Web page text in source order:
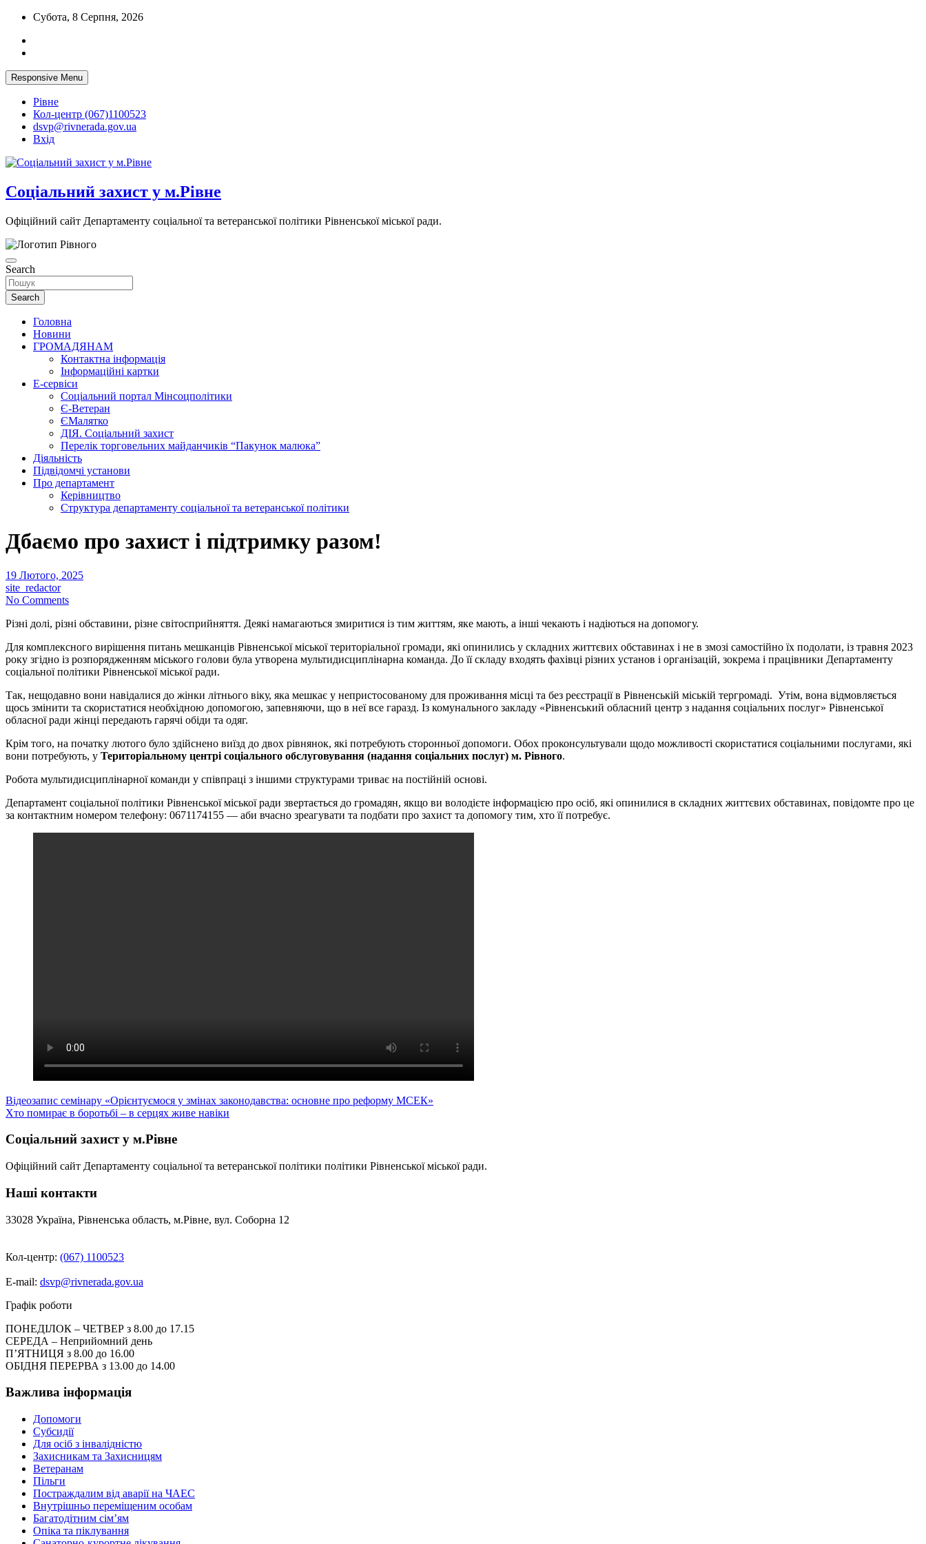
Skip
content
Субота, 8 Серпня, 2026
Responsive Menu
Рівне
Кол-центр (067)1100523
dsvp@rivnerada.gov.ua
Вхід
Соціальний захист у м.Рівне
Офіційний сайт Департаменту соціальної та ветеранської політики Рівненської міської ради.
Search
Search
Головна
Новини
ГРОМАДЯНАМ
Контактна інформація
Інформаційні картки
Е-сервіси
Соціальний портал Мінсоцполітики
Є-Ветеран
ЄМалятко
ДІЯ. Соціальний захист
Перелік торговельних майданчиків “Пакунок малюка”
Діяльність
Підвідомчі установи
Про департамент
Керівництво
Структура департаменту соціальної та ветеранської політики
Дбаємо про захист і підтримку разом!
19 Лютого, 2025
site_redactor
No Comments
Різні долі, різні обставини, різне світосприйняття. Деякі намагаються змиритися із тим життям, яке мають, а інші чекають і надіються на допомогу.
Для комплексного вирішення питань мешканців Рівненської міської територіальної громади, які опинились у складних життєвих обставинах і не в змозі самостійно їх подолати, із травня 2023
року згідно із розпорядженням міського голови була утворена мультидисциплінарна команда. До її складу входять фахівці різних установ і організацій, зокрема і працівники Департаменту
соціальної політики Рівненської міської ради.
Так, нещодавно вони навідалися до жінки літнього віку, яка мешкає у непристосованому для проживання місці та без реєстрації в Рівненській міській тергромаді. Утім, вона відмовляється
щось змінити та скористатися необхідною допомогою, запевняючи, що в неї все гаразд. Із комунального закладу «Рівненський обласний центр з надання соціальних послуг» Рівненської
обласної ради жінці передають гарячі обіди та одяг.
Крім того, на початку лютого було здійснено виїзд до двох рівнянок, які потребують сторонньої допомоги. Обох проконсультували щодо можливості скористатися соціальними послугами, які
вони потребують, у Територіальному центрі соціального обслуговування (надання соціальних послуг) м. Рівного.
Робота мультидисциплінарної команди у співпраці з іншими структурами триває на постійній основі.
Департамент соціальної політики Рівненської міської ради звертається до громадян, якщо ви володієте інформацією про осіб, які опинилися в складних життєвих обставинах, повідомте про це
за контактним номером телефону: 0671174155 — аби вчасно зреагувати та подбати про захист та допомогу тим, хто її потребує.
Навігація
записів
Відеозапис семінару «Орієнтуємося у змінах законодавства: основне про реформу МСЕК»
Хто помирає в боротьбі – в серцях живе навіки
Соціальний захист у м.Рівне
Офіційний сайт Департаменту соціальної та ветеранської політики політики Рівненської міської ради.
Наші контакти
33028 Україна, Рівненська область, м.Рівне, вул. Соборна 12
Кол-центр: (067) 1100523
E-mail: dsvp@rivnerada.gov.ua
Графік роботи
ПОНЕДІЛОК – ЧЕТВЕР з 8.00 до 17.15
СЕРЕДА – Неприйомний день
П’ЯТНИЦЯ з 8.00 до 16.00
ОБІДНЯ ПЕРЕРВА з 13.00 до 14.00
Важлива інформація
Допомоги
Субсидії
Для осіб з інвалідністю
Захисникам та Захисницям
Ветеранам
Пільги
Постраждалим від аварії на ЧАЕС
Внутрішньо переміщеним особам
Багатодітним сім’ям
Опіка та піклування